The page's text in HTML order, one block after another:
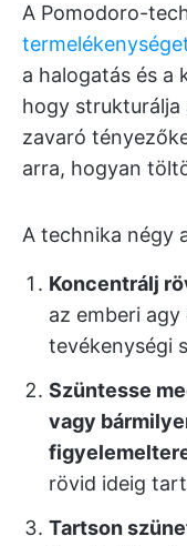
A Pomodoro-
a halogatás és a
hogy strukturálja
zavaró
arra, hogyan
A technika négy
Koncentrálj
az emberi
tevékenységi
Szüntesse
vagy
rövid ideig
Tartson